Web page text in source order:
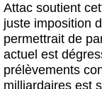
Attac soutient
juste imposition
permettrait de
actuel est
prélèvements
milliardaires est